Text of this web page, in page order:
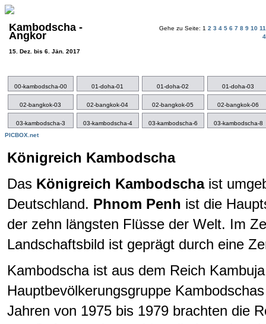
Kambodscha -
Angkor
15. Dez. bis 6. Jän. 2017
Gehe zu Seite: 1 2 3 4 5 6 7 8 9 10
00-kambodscha-00 01-doha-01 01-doha-02 01-doha-03
02-bangkok-03 02-bangkok-04 02-bangkok-05 02-bangkok-06
03-kambodscha-3 03-kambodscha-4 03-kambodscha-6
03-kambodscha-8
PICBOX.net
Königreich Kambodscha
Das Königreich Kambodschaist
Deutschland. Phnom Penh ist die
der zehn längsten Flüsse der Welt. Im
Landschaftsbild ist geprägt durch eine
Kambodscha ist aus dem Reich
Hauptbevölkerungsgruppe
Jahren von 1975 bis 1979 brachten die